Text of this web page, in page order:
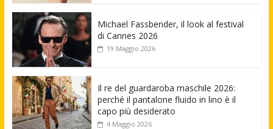
Michael Fassbender, il look al festival
di Cannes 2026
19 Maggio 2026
Il re del guardaroba maschile 2026:
perché il pantalone fluido in lino è il
capo più desiderato
4 Maggio 2026